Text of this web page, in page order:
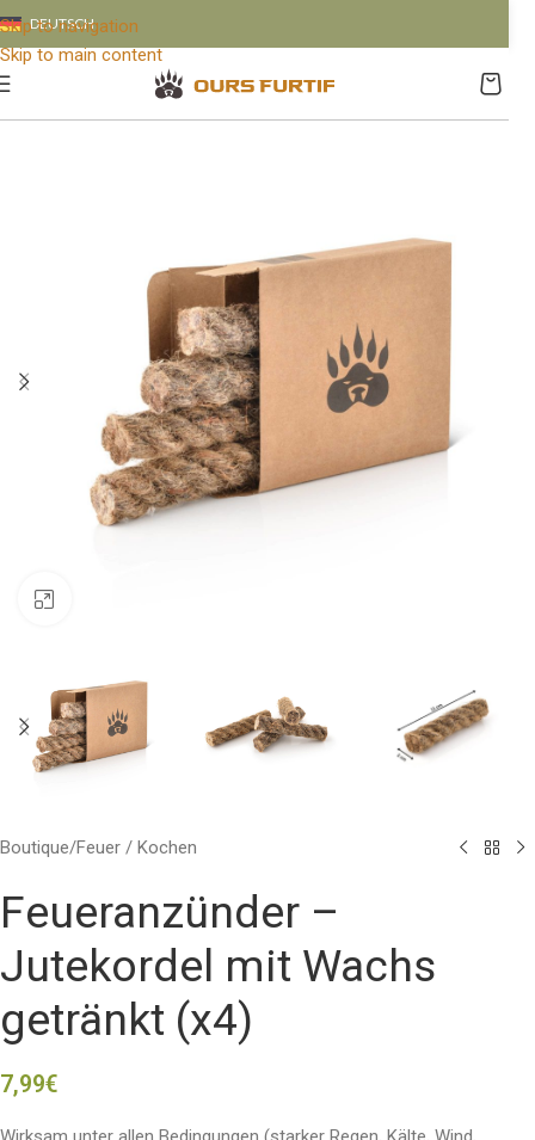
Skip to navigation
Skip to main content
DEUTSCH
Boutique/Feuer / Kochen
Feueranzünder –
Jutekordel mit Wachs
getränkt (x4)
7,99€